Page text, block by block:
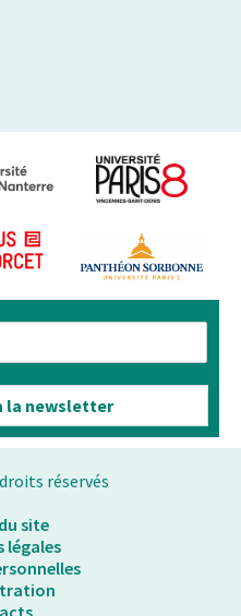
la newsletter
réservés
site
légales